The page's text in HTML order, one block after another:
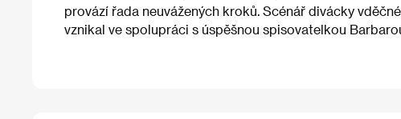
provází řada neuvážených kroků. Scénář divácky
vznikal ve spolupráci s úspěšnou spisovatelkou